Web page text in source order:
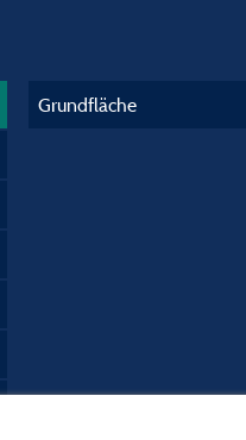
Grundfläche